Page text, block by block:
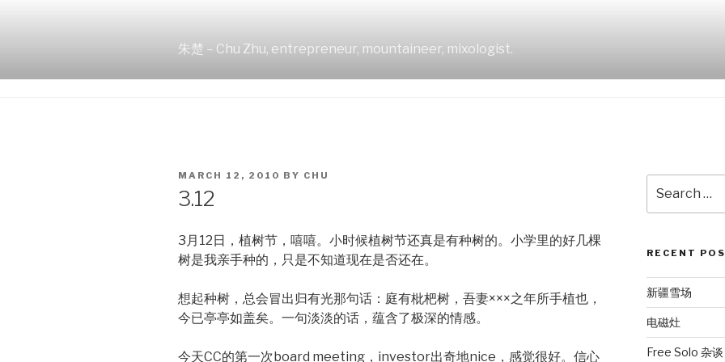
朱楚 – Chu Zhu, entrepreneur, mountaineer, mixologist.
POSTED
MARCH 12, 2010 BY CHU
3.12
3月12日，植树节，嘻嘻。小时候植树节还真是有种树的。小学里的好几棵
树是我亲手种的，只是不知道现在是否还在。
想起种树，总会冒出归有光那句话：庭有枇杷树，吾妻×××之年所手植也，
今已亭亭如盖矣。一句淡淡的话，蕴含了极深的情感。
今天CC的第一次board meeting，investor出奇地nice，感觉很好。信心
for:
RECENT
新疆雪场
电磁灶
Free Solo 杂谈